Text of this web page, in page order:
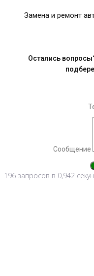
Замена и ремонт
Остались
Сообщение
196 запросов в 0,942